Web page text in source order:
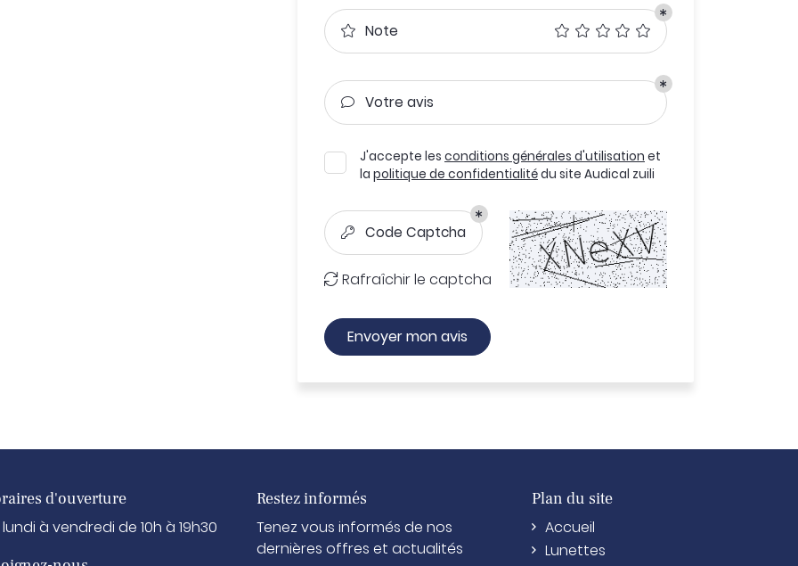
 Note
 Votre avis
J'accepte les conditions générales d'utilisation et
la politique de confidentialitédu site Audical zuili
 Code Captcha
 Rafraîchir le captcha
Envoyer mon avis
d'ouverture
lundi à vendredi de 10h à 19h30
Restez informés
Tenez vous informés de nos
dernières offres et actualités
Plan du site
Accueil
Lunettes